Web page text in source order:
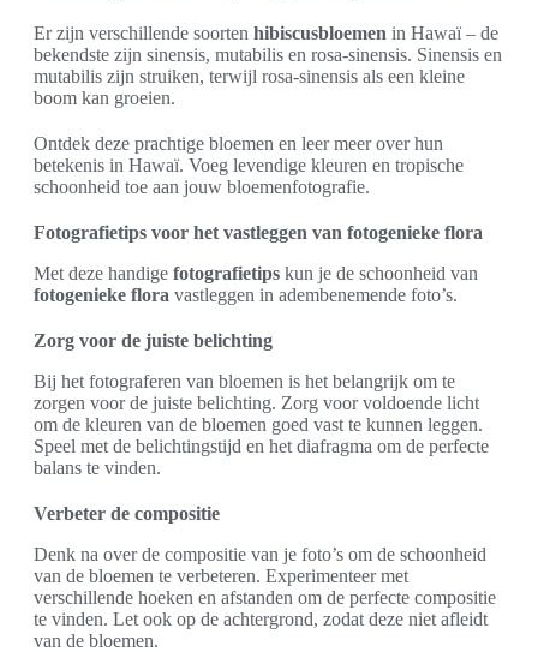
Er zijn verschillende soorten hibiscusbloemen in Hawaï – de
bekendste zijn sinensis, mutabilis en rosa-sinensis. Sinensis en
mutabilis zijn struiken, terwijl rosa-sinensis als een kleine
boom kan groeien.
Ontdek deze prachtige bloemen en leer meer over hun
betekenis in Hawaï. Voeg levendige kleuren en tropische
schoonheid toe aan jouw bloemenfotografie.
Fotografietips voor het vastleggen van fotogenieke flora
Met deze handige fotografietips kun je de schoonheid van
fotogenieke flora vastleggen in adembenemende foto’s.
Zorg voor de juiste belichting
Bij het fotograferen van bloemen is het belangrijk om te
zorgen voor de juiste belichting. Zorg voor voldoende licht
om de kleuren van de bloemen goed vast te kunnen leggen.
Speel met de belichtingstijd en het diafragma om de perfecte
balans te vinden.
Verbeter de compositie
Denk na over de compositie van je foto’s om de schoonheid
van de bloemen te verbeteren. Experimenteer met
verschillende hoeken en afstanden om de perfecte compositie
te vinden. Let ook op de achtergrond, zodat deze niet afleidt
van de bloemen.